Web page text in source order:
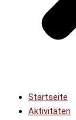
Startseite
Aktivitäten